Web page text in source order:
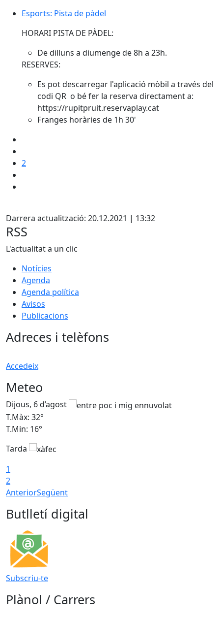
Esports: Pista de pàdel
Esports: Pista de pàdel
HORARI PISTA DE PÀDEL:
De dilluns a diumenge de 8h a 23h.
RESERVES:
Es pot descarregar l'aplicació mòbil a través del
codi QR o bé fer la reserva directament a:
https://rupitpruit.reservaplay.cat
Franges horàries de 1h 30'
2
Darrera actualització: 20.12.2021 | 13:32
RSS
L'actualitat a un clic
Notícies
Agenda
Agenda política
Avisos
Publicacions
Adreces i telèfons
Accedeix
Meteo
Dijous, 6 d’agost
T.Màx: 32°
T.Min: 16°
Tarda
1
2
AnteriorSegüent
Butlletí digital
Subscriu-te
Plànol / Carrers